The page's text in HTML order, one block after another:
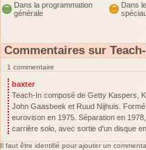
Dans la programmation
générale
Dans
Commentaires sur
1 commentaire
baxter
Teach-In composé de Getty Kaspers,
John Gaasbeek et Ruud Nijhuis.
eurovison en 1975. Séparation en
carrière solo, avec sortie d'un disque
Il faut être identifié pour ajouter un